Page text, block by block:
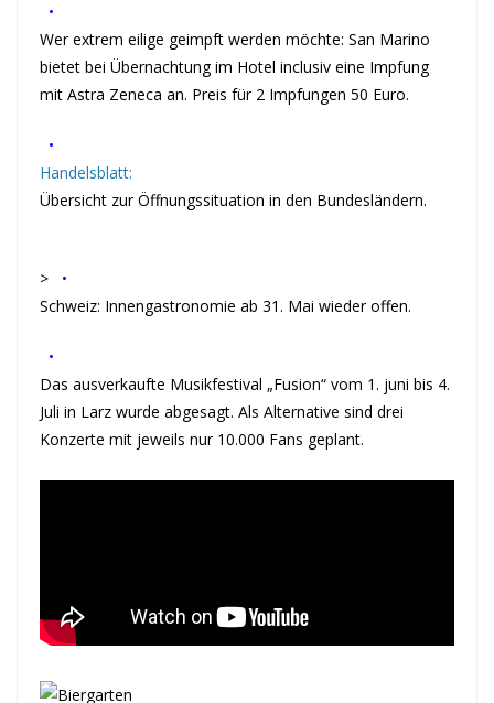
•
Wer extrem eilige geimpft werden möchte: San Marino
bietet bei Übernachtung im Hotel inclusiv eine Impfung
mit Astra Zeneca an. Preis für 2 Impfungen 50 Euro.
•
Handelsblatt:
Übersicht zur Öffnungssituation in den Bundesländern.
> •
Schweiz: Innengastronomie ab 31. Mai wieder offen.
•
Das ausverkaufte Musikfestival „Fusion“ vom 1. juni bis 4.
Juli in Larz wurde abgesagt. Als Alternative sind drei
Konzerte mit jeweils nur 10.000 Fans geplant.